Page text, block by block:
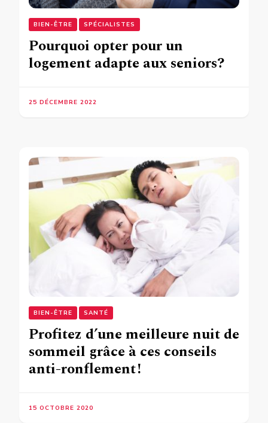
BIEN-ÊTRE SPÉCIALISTES
Pourquoi opter pour un
logement adapte aux seniors?
25 DÉCEMBRE 2022
BIEN-ÊTRE SANTÉ
Profitez d’une meilleure nuit de
sommeil grâce à ces conseils
anti-ronflement !
15 OCTOBRE 2020